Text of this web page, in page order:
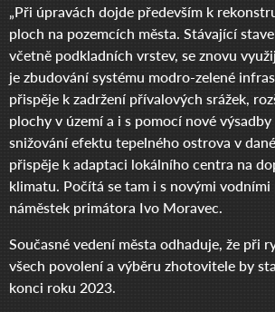
„Při úpravách dojde především k
ploch na pozemcích města. Stávající
včetně podkladních vrstev, se znovu
je zbudování systému modro-zelené
přispěje k zadržení přívalových srážek,
plochy v území a i s pomocí nové
snižování efektu tepelného ostrova v
přispěje k adaptaci lokálního centra na
klimatu. Počítá se tam i s novými vodními
náměstek primátora Ivo Moravec.
Současné vedení města odhaduje, že při
všech povolení a výběru zhotovitele by
konci roku 2023.